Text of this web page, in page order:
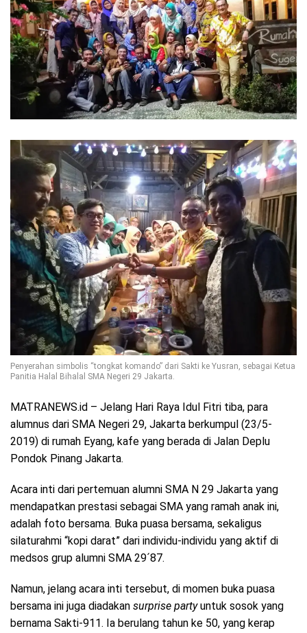
Penyerahan simbolis “tongkat komando” dari Sakti ke Yusran, sebagai Ketua
Panitia Halal Bihalal SMA Negeri 29 Jakarta.
MATRANEWS.id – Jelang Hari Raya Idul Fitri tiba, para
alumnus dari SMA Negeri 29, Jakarta berkumpul (23/5-
2019) di rumah Eyang, kafe yang berada di Jalan Deplu
Pondok Pinang Jakarta.
Acara inti dari pertemuan alumni SMA N 29 Jakarta yang
mendapatkan prestasi sebagai SMA yang ramah anak ini,
adalah foto bersama. Buka puasa bersama, sekaligus
silaturahmi “kopi darat” dari individu-individu yang aktif di
medsos grup alumni SMA 29´87.
Namun, jelang acara inti tersebut, di momen buka puasa
bersama ini juga diadakan surprise partyuntuk sosok yang
bernama Sakti-911. Ia berulang tahun ke 50, yang kerap